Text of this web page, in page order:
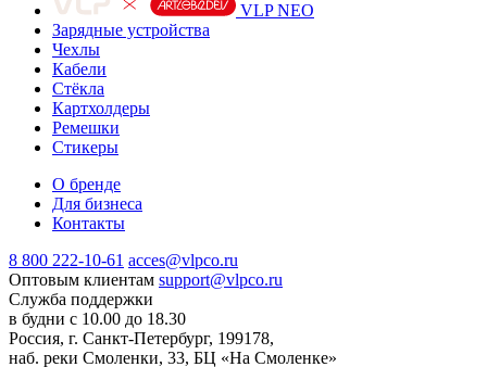
VLP NEO
Зарядные устройства
Чехлы
Кабели
Cтёкла
Картхолдеры
Ремешки
Стикеры
О бренде
Для бизнеса
Контакты
8 800 222-10-61 acces@vlpco.ru
Оптовым клиентам support@vlpco.ru
Служба поддержки
в будни с 10.00 до 18.30
Россия, г. Санкт-Петербург, 199178,
наб. реки Смоленки, 33, БЦ «На Смоленке»